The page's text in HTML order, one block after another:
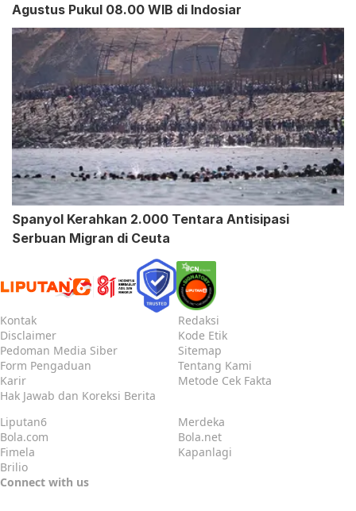
Agustus Pukul 08.00 WIB di Indosiar
Spanyol Kerahkan 2.000 Tentara Antisipasi
Serbuan Migran di Ceuta
Kontak
Redaksi
Disclaimer
Kode Etik
Pedoman Media Siber
Sitemap
Form Pengaduan
Tentang Kami
Karir
Metode Cek Fakta
Hak Jawab dan Koreksi Berita
Liputan6
Merdeka
Bola.com
Bola.net
Fimela
Kapanlagi
Brilio
Connect with us